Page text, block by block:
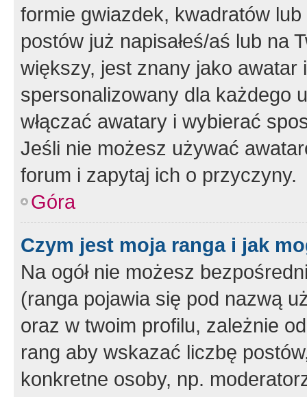
formie gwiazdek, kwadratów
postów już napisałeś/aś lub na
większy, jest znany jako
spersonalizowany dla każdego
włączać awatary i wybierać
Jeśli nie możesz używać
forum i zapytaj ich o przyczyny.
Góra
Czym jest moja ranga i jak
Na ogół nie możesz
(ranga pojawia się pod nazwą
oraz w twoim profilu, zależnie
rang aby wskazać liczbę
konkretne osoby, np.